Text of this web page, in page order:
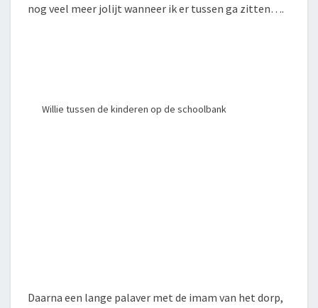
nog veel meer jolijt wanneer ik er tussen ga zitten….
Willie tussen de kinderen op de schoolbank
Daarna een lange palaver met de imam van het dorp,